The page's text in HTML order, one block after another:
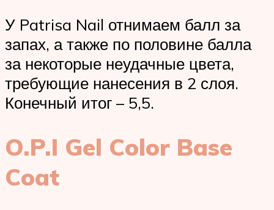
У Patrisa Nail отнимаем балл за
запах, а также по половине балла
за некоторые неудачные цвета,
требующие нанесения в 2 слоя.
Конечный итог – 5,5.
O.P.I Gel Color Base
Coat